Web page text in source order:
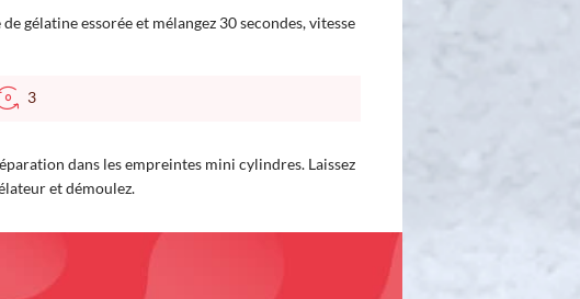
gélatine essorée et mélangez 30 secondes, vitesse
3
dans les empreintes mini cylindres. Laissez
et démoulez.